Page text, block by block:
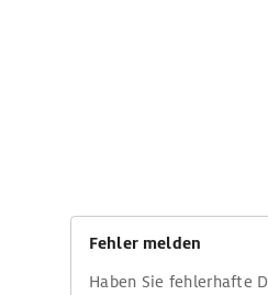
Fehler melden
Haben Sie fehlerhafte